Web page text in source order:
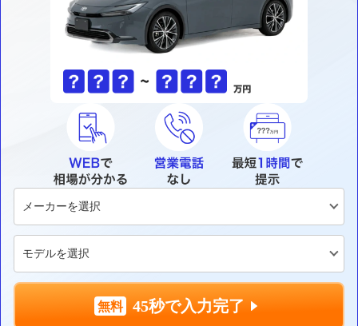
45秒で入力完了